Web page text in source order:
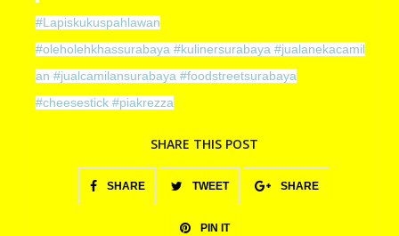
#Lapiskukuspahlawan
#oleholehkhassurabaya #kulinersurabaya #jualanekacamil
an #jualcamilansurabaya #foodstreetsurabaya
#cheesestick #piakrezza
SHARE THIS POST
SHARE TWEET SHARE
PIN IT